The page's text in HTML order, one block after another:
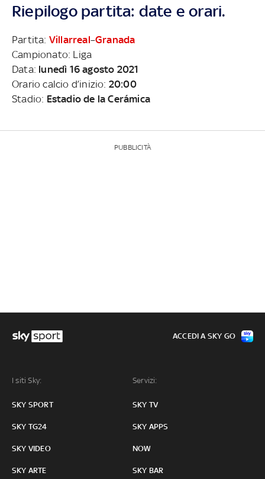
Riepilogo partita: date e orari.
Partita: Villarreal–Granada
Campionato: Liga
Data: lunedì 16 agosto 2021
Orario calcio d’inizio: 20:00
Stadio: Estadio de la Cerámica
PUBBLICITÀ
I siti Sky:
SKY SPORT
SKY TG24
SKY VIDEO
SKY ARTE
Servizi:
SKY TV
SKY APPS
NOW
SKY BAR
ACCEDI A SKY GO